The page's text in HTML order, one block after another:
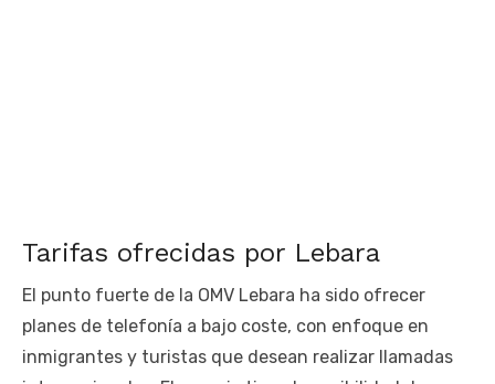
Tarifas ofrecidas por Lebara
El punto fuerte de la OMV Lebara ha sido ofrecer
planes de telefonía a bajo coste, con enfoque en
inmigrantes y turistas que desean realizar llamadas